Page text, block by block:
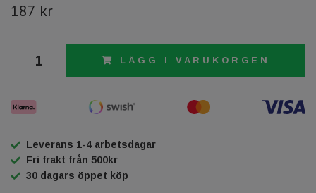
187 kr
LÄGG I VARUKORGEN
Leverans 1-4 arbetsdagar
Fri frakt från 500kr
30 dagars öppet köp